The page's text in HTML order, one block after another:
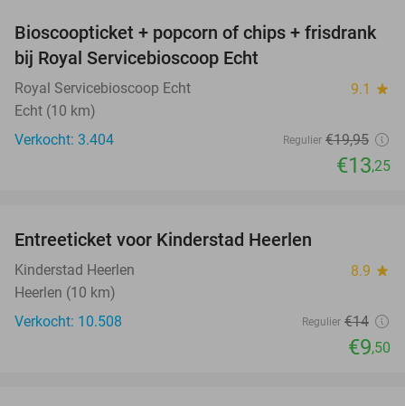
34%
Bioscoopticket + popcorn of chips + frisdrank
bij Royal Servicebioscoop Echt
Royal Servicebioscoop Echt 9.1 star
Echt (10 km)
Verkocht: 3.404
Regulier €19,95
€13,25
Entreeticket voor Kinderstad Heerlen
Kinderstad Heerlen 8.9 star
Heerlen (10 km)
Verkocht: 10.508
Regulier €14
€9,50